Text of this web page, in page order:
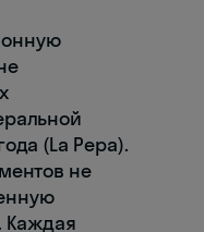
(La Pepa).
не
Каждая